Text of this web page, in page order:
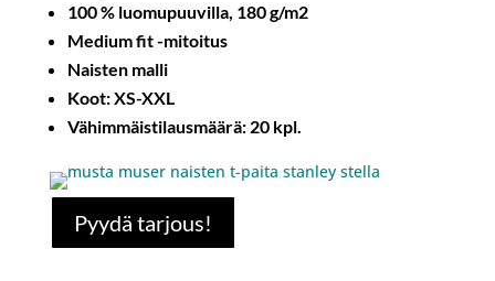
100 % luomupuuvilla, 180 g/m2
Medium fit -mitoitus
Naisten malli
Koot: XS-XXL
Vähimmäistilausmäärä: 20 kpl.
Pyydä tarjous!